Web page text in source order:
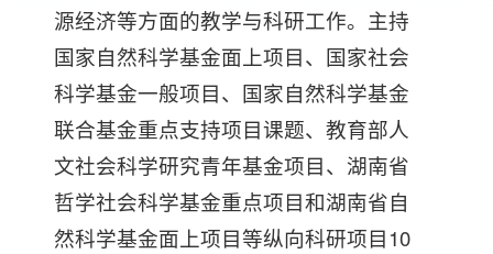
源经济等方面的教学与科研工作。主持
国家自然科学基金面上项目、国家社会
科学基金一般项目、国家自然科学基金
联合基金重点支持项目课题、教育部人
文社会科学研究青年基金项目、湖南省
哲学社会科学基金重点项目和湖南省自
然科学基金面上项目等纵向科研项目10